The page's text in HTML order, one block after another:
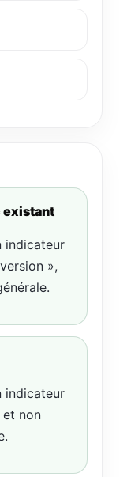
existant
indicateur
»,
indicateur
et non